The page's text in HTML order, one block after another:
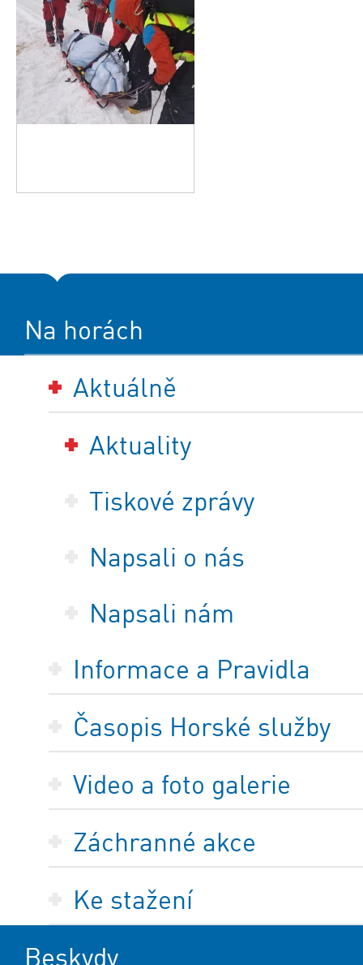
Na horách
Aktuálně
Aktuality
Tiskové zprávy
Napsali o nás
Napsali nám
Informace a Pravidla
Časopis Horské služby
Video a foto galerie
Záchranné akce
Ke stažení
Beskydy